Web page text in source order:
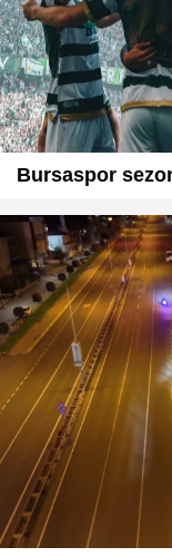
Bursaspor